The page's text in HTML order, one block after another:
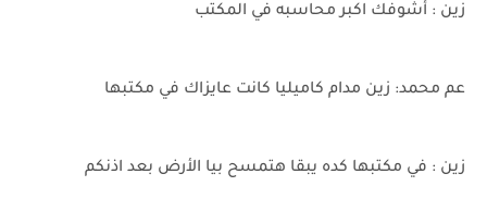
زين : أشوفك اكبر محاسبه في المكتب
عم محمد: زين مدام كاميليا كانت عايزاك في مكتبها
زين : في مكتبها كده يبقا هتمسح بيا الأرض بعد اذنكم